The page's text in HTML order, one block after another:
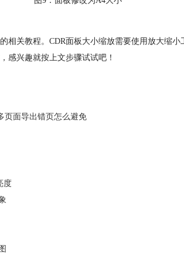
相关教程。CDR面板大小缩放需要使用放大缩
感兴趣就按上文步骤试试吧！
页面导出错页怎么避免
度